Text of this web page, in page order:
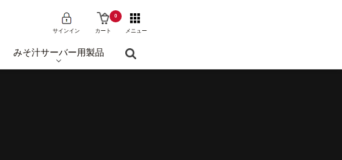
サインイン
0
カート メニュー
みそ汁サーバー用製品